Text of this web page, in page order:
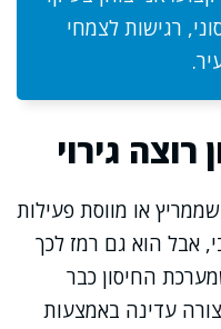
רגישות לצמחי
גירוי
או מווסת פעילות
אבל הוא גם רמז לכך
החיסון כבר
עדינה באמצעות